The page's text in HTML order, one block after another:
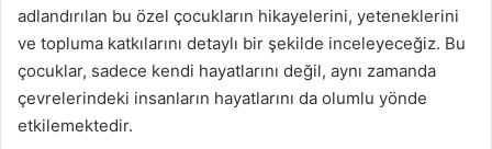
adlandırılan bu özel çocukların hikayelerini, yeteneklerini
ve topluma katkılarını detaylı bir şekilde inceleyeceğiz. Bu
çocuklar, sadece kendi hayatlarını değil, aynı zamanda
çevrelerindeki insanların hayatlarını da olumlu yönde
etkilemektedir.